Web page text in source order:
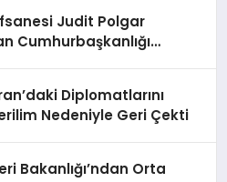
Judit Polgar
Cumhurbaşkanlığı
Diplomatlarını
Nedeniyle Geri Çekti
Bakanlığı’ndan Orta